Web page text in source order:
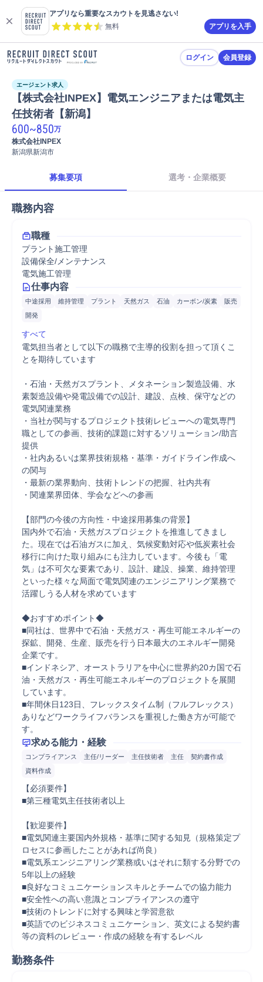
アプリなら重要なスカウトを見逃さない!
無料
アプリを入手
ログイン 会員登録
エージェント求人
【株式会社INPEX】電気エンジニアまたは電気主
任技術者【新潟】
600~850万
株式会社INPEX
新潟県新潟市
募集要項 選考・企業概要
職務内容
職種
プラント施工管理
設備保全/メンテナンス
電気施工管理
仕事内容
中途採用 維持管理 プラント 天然ガス 石油 カーボン/炭素
販売
開発
すべて
電気担当者として以下の職務で主導的役割を担って頂くこ
とを期待しています
・石油・天然ガスプラント、メタネーション製造設備、水
素製造設備や発電設備での設計、建設、点検、保守などの
電気関連業務
・当社が関与するプロジェクト技術レビューへの電気専門
職としての参画、技術的課題に対するソリューション/助言
提供
・社内あるいは業界技術規格・基準・ガイドライン作成へ
の関与
・最新の業界動向、技術トレンドの把握、社内共有
・関連業界団体、学会などへの参画
【部門の今後の方向性・中途採用募集の背景】
国内外で石油・天然ガスプロジェクトを推進してきまし
た。現在では石油ガスに加え、気候変動対応や低炭素社会
移行に向けた取り組みにも注力しています。今後も「電
気」は不可欠な要素であり、設計、建設、操業、維持管理
といった様々な局面で電気関連のエンジニアリング業務で
活躍しうる人材を求めています
◆おすすめポイント◆
■同社は、世界中で石油・天然ガス・再生可能エネルギーの
探鉱、開発、生産、販売を行う日本最大のエネルギー開発
企業です。
■インドネシア、オーストラリアを中心に世界約20カ国で石
油・天然ガス・再生可能エネルギーのプロジェクトを展開
しています。
■年間休日123日、フレックスタイム制（フルフレックス）
ありなどワークライフバランスを重視した働き方が可能で
す。
求める能力・経験
コンプライアンス 主任/リーダー 主任技術者 主任
契約書作成
資料作成
【必須要件】
■第三種電気主任技術者以上
【歓迎要件】
■電気関連主要国内外規格・基準に関する知見（規格策定プ
ロセスに参画したことがあれば尚良）
■電気系エンジニアリング業務或いはそれに類する分野での
5年以上の経験
■良好なコミュニケーションスキルとチームでの協力能力
■安全性への高い意識とコンプライアンスの遵守
■技術のトレンドに対する興味と学習意欲
■英語でのビジネスコミュニケーション、英文による契約書
等の資料のレビュー・作成の経験を有するレベル
勤務条件